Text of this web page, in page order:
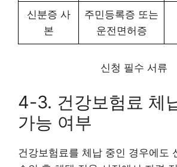
신분증 사
본
주민등록증 또는
운전면허증
신청 필수 서류
4-3. 건강보험료 체
가능 여부
건강보험료를 체납 중인 경우에도